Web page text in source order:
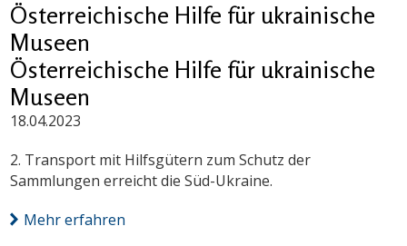
Österreichische Hilfe für ukrainische
Museen
Österreichische Hilfe für ukrainische
Museen
18.04.2023
2. Transport mit Hilfsgütern zum Schutz der
Sammlungen erreicht die Süd-Ukraine.
Mehr erfahren